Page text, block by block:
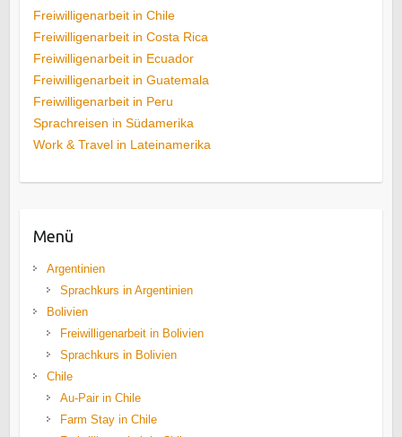
Freiwilligenarbeit in Chile
Freiwilligenarbeit in Costa Rica
Freiwilligenarbeit in Ecuador
Freiwilligenarbeit in Guatemala
Freiwilligenarbeit in Peru
Sprachreisen in Südamerika
Work & Travel in Lateinamerika
Menü
Argentinien
Sprachkurs in Argentinien
Bolivien
Freiwilligenarbeit in Bolivien
Sprachkurs in Bolivien
Chile
Au-Pair in Chile
Farm Stay in Chile